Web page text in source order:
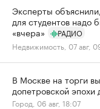
Эксперты
для студентов надо
«вчера»
РАДИО
Недвижимость, 07 авг,
В Москве на торги
допетровской
Город, 06 авг, 18:07